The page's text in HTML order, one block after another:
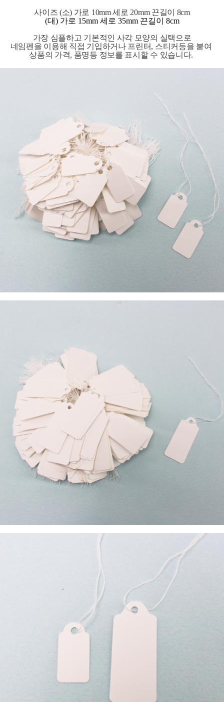
사이즈 (소) 가로 10mm 세로 20mm 끈길이 8cm
(대) 가로 15mm 세로 35mm 끈길이 8cm
가장 심플하고 기본적인 사각 모양의 실택으로
네임펜을 이용해 직접 기입하거나 프린터, 스티커등을 붙여
상품의 가격, 품명등 정보를 표시할 수 있습니다.